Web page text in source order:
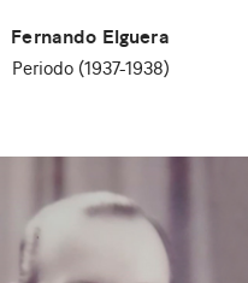
Fernando Elguera
Periodo (1937-1938)